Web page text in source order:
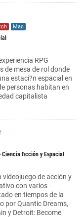
Mac
RPG
de mesa de rol donde
estaci?n espacial en
personas habitan en
capitalista
Ciencia ficción y Espacial
videojuego de acción y
con varios
en tiempos de la
por Quantic Dreams,
y Detroit: Become